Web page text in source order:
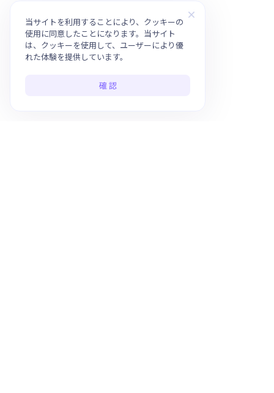
当サイトを利用することにより、クッキーの
使用に同意したことになります。当サイト
は、クッキーを使用して、ユーザーにより優
れた体験を提供しています。
確 認